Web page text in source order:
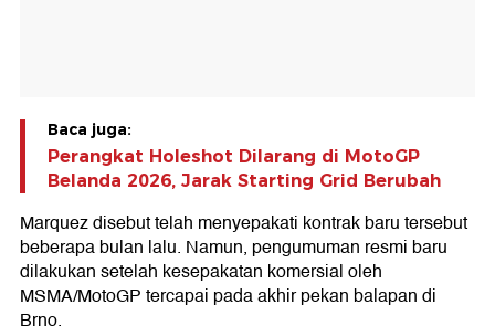
Baca juga:
Perangkat Holeshot Dilarang di MotoGP
Belanda 2026, Jarak Starting Grid Berubah
Marquez disebut telah menyepakati kontrak baru tersebut
beberapa bulan lalu. Namun, pengumuman resmi baru
dilakukan setelah kesepakatan komersial oleh
MSMA/MotoGP tercapai pada akhir pekan balapan di
Brno.